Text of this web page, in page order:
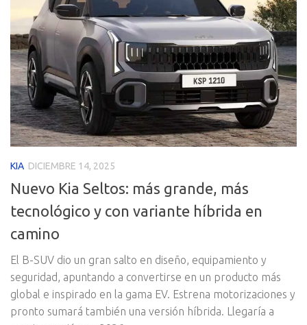
KIA DICIEMBRE 14, 2025
Nuevo Kia Seltos: más grande, más
tecnológico y con variante híbrida en
camino
El B-SUV dio un gran salto en diseño, equipamiento y
seguridad, apuntando a convertirse en un producto más
global e inspirado en la gama EV. Estrena motorizaciones y
pronto sumará también una versión híbrida. Llegaría a